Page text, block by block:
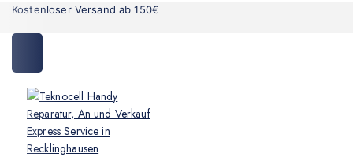
Kostenloser Versand ab 150€